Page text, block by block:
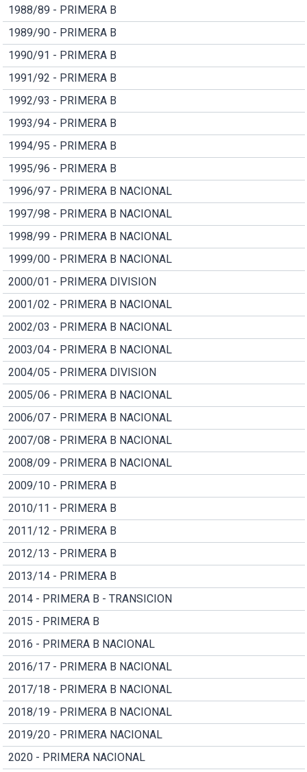
1988/89 - PRIMERA B
1989/90 - PRIMERA B
1990/91 - PRIMERA B
1991/92 - PRIMERA B
1992/93 - PRIMERA B
1993/94 - PRIMERA B
1994/95 - PRIMERA B
1995/96 - PRIMERA B
1996/97 - PRIMERA B NACIONAL
1997/98 - PRIMERA B NACIONAL
1998/99 - PRIMERA B NACIONAL
1999/00 - PRIMERA B NACIONAL
2000/01 - PRIMERA DIVISION
2001/02 - PRIMERA B NACIONAL
2002/03 - PRIMERA B NACIONAL
2003/04 - PRIMERA B NACIONAL
2004/05 - PRIMERA DIVISION
2005/06 - PRIMERA B NACIONAL
2006/07 - PRIMERA B NACIONAL
2007/08 - PRIMERA B NACIONAL
2008/09 - PRIMERA B NACIONAL
2009/10 - PRIMERA B
2010/11 - PRIMERA B
2011/12 - PRIMERA B
2012/13 - PRIMERA B
2013/14 - PRIMERA B
2014 - PRIMERA B - TRANSICION
2015 - PRIMERA B
2016 - PRIMERA B NACIONAL
2016/17 - PRIMERA B NACIONAL
2017/18 - PRIMERA B NACIONAL
2018/19 - PRIMERA B NACIONAL
2019/20 - PRIMERA NACIONAL
2020 - PRIMERA NACIONAL